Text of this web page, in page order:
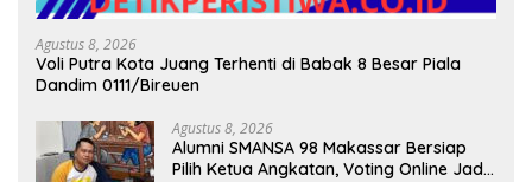
Agustus 8, 2026
Voli Putra Kota Juang Terhenti di Babak 8 Besar Piala
Dandim 0111/Bireuen
Agustus 8, 2026
Alumni SMANSA 98 Makassar Bersiap
Pilih Ketua Angkatan, Voting Online Jadi